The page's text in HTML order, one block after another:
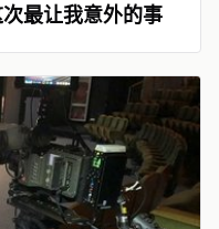
最让我意外的事